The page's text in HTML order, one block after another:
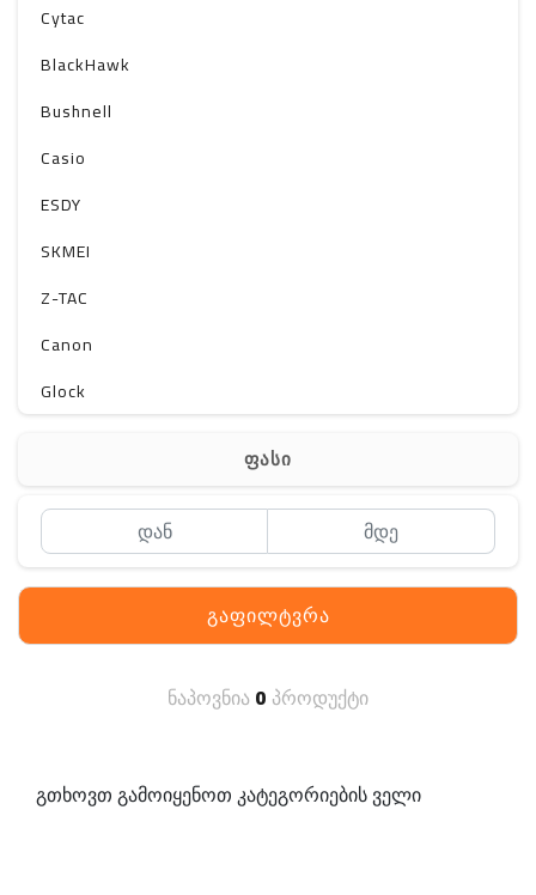
Off-Road
Cytac
BlackHawk
Bushnell
Casio
ESDY
SKMEI
Z-TAC
Canon
Glock
Lancer Tactical
SIG SAUER
PENTAGON
ფასი
გაფილტვრა
ნაპოვნია0 პროდუქტი
გთხოვთ გამოიყენოთ კატეგორიების ველი